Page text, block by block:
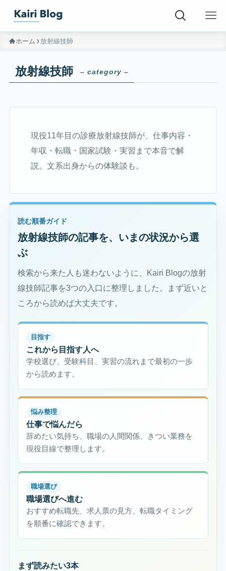
ホーム 放射線技師
放射線技師 – category –
現役11年目の診療放射線技師が、仕事内容・
年収・転職・国家試験・実習まで本音で解
説。文系出身からの体験談も。
読む順番ガイド
放射線技師の記事を、いまの状況から選
ぶ
検索から来た人も迷わないように、Kairi Blogの放射
線技師記事を3つの入口に整理しました。まず近いと
ころから読めば大丈夫です。
目指す
これから目指す人へ
学校選び、受験科目、実習の流れまで最初の一歩
から読めます。
悩み整理
仕事で悩んだら
辞めたい気持ち、職場の人間関係、きつい業務を
現役目線で整理します。
職場選び
職場選びへ進む
おすすめ転職先、求人票の見方、転職タイミング
を順番に確認できます。
まず読みたい3本